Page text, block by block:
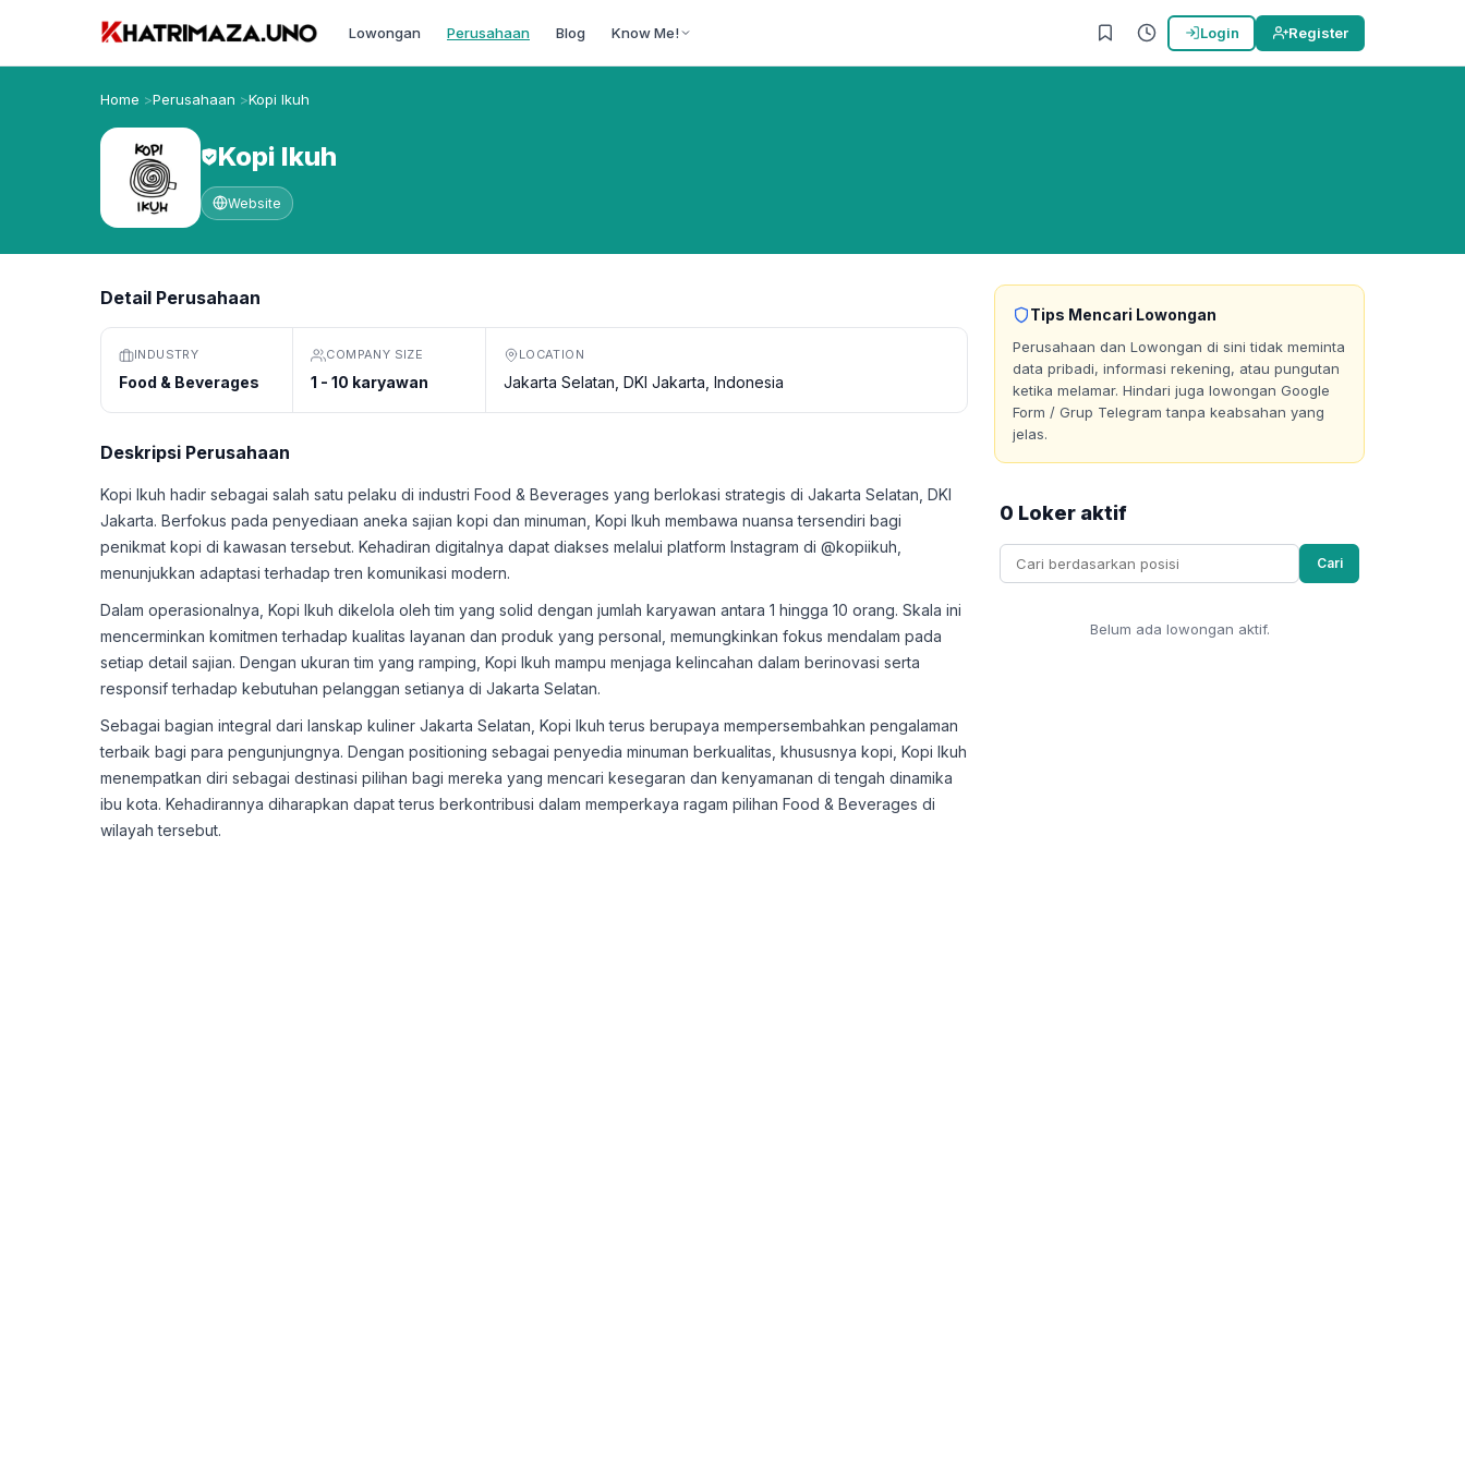
Lowongan Perusahaan Blog Know Me! Login Register
Home Perusahaan Kopi Ikuh
Kopi Ikuh
Website
Detail Perusahaan
INDUSTRY
Food & Beverages
COMPANY SIZE
1 - 10 karyawan
LOCATION
Jakarta Selatan, DKI Jakarta, Indonesia
Deskripsi Perusahaan
Kopi Ikuh hadir sebagai salah satu pelaku di industri Food & Beverages yang berlokasi strategis di Jakarta Selatan, DKI
Jakarta. Berfokus pada penyediaan aneka sajian kopi dan minuman, Kopi Ikuh membawa nuansa tersendiri bagi
penikmat kopi di kawasan tersebut. Kehadiran digitalnya dapat diakses melalui platform Instagram di @kopiikuh,
menunjukkan adaptasi terhadap tren komunikasi modern.
Dalam operasionalnya, Kopi Ikuh dikelola oleh tim yang solid dengan jumlah karyawan antara 1 hingga 10 orang. Skala ini
mencerminkan komitmen terhadap kualitas layanan dan produk yang personal, memungkinkan fokus mendalam pada
setiap detail sajian. Dengan ukuran tim yang ramping, Kopi Ikuh mampu menjaga kelincahan dalam berinovasi serta
responsif terhadap kebutuhan pelanggan setianya di Jakarta Selatan.
Sebagai bagian integral dari lanskap kuliner Jakarta Selatan, Kopi Ikuh terus berupaya mempersembahkan pengalaman
terbaik bagi para pengunjungnya. Dengan positioning sebagai penyedia minuman berkualitas, khususnya kopi, Kopi Ikuh
menempatkan diri sebagai destinasi pilihan bagi mereka yang mencari kesegaran dan kenyamanan di tengah dinamika
ibu kota. Kehadirannya diharapkan dapat terus berkontribusi dalam memperkaya ragam pilihan Food & Beverages di
wilayah tersebut.
Tips Mencari Lowongan
Perusahaan dan Lowongan di sini tidak meminta
data pribadi, informasi rekening, atau pungutan
ketika melamar. Hindari juga lowongan Google
Form / Grup Telegram tanpa keabsahan yang
jelas.
0 Loker aktif
Cari
Belum ada lowongan aktif.